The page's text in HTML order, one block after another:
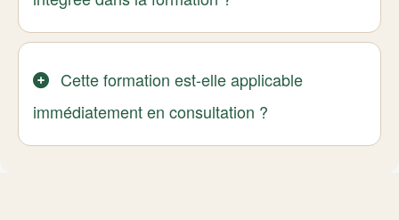
Cette formation est-elle applicable
immédiatement en consultation ?